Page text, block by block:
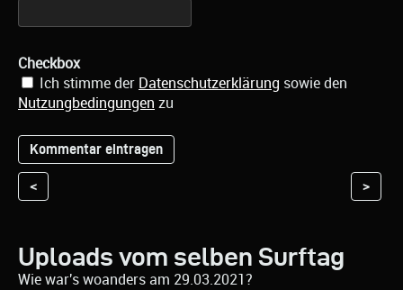
Checkbox
Ich stimme der Datenschutzerklärung sowie den
Nutzungbedingungen zu
< >
Uploads vom selben Surftag
Wie war's woanders am 29.03.2021?